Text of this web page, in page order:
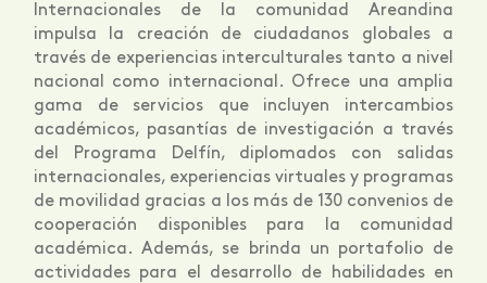
Internacionales de la comunidad Areandina
impulsa la creación de ciudadanos globales a
través de experiencias interculturales tanto a nivel
nacional como internacional. Ofrece una amplia
gama de servicios que incluyen intercambios
académicos, pasantías de investigación a través
del Programa Delfín, diplomados con salidas
internacionales, experiencias virtuales y programas
de movilidad gracias a los más de 130 convenios de
cooperación disponibles para la comunidad
académica. Además, se brinda un portafolio de
actividades para el desarrollo de habilidades en